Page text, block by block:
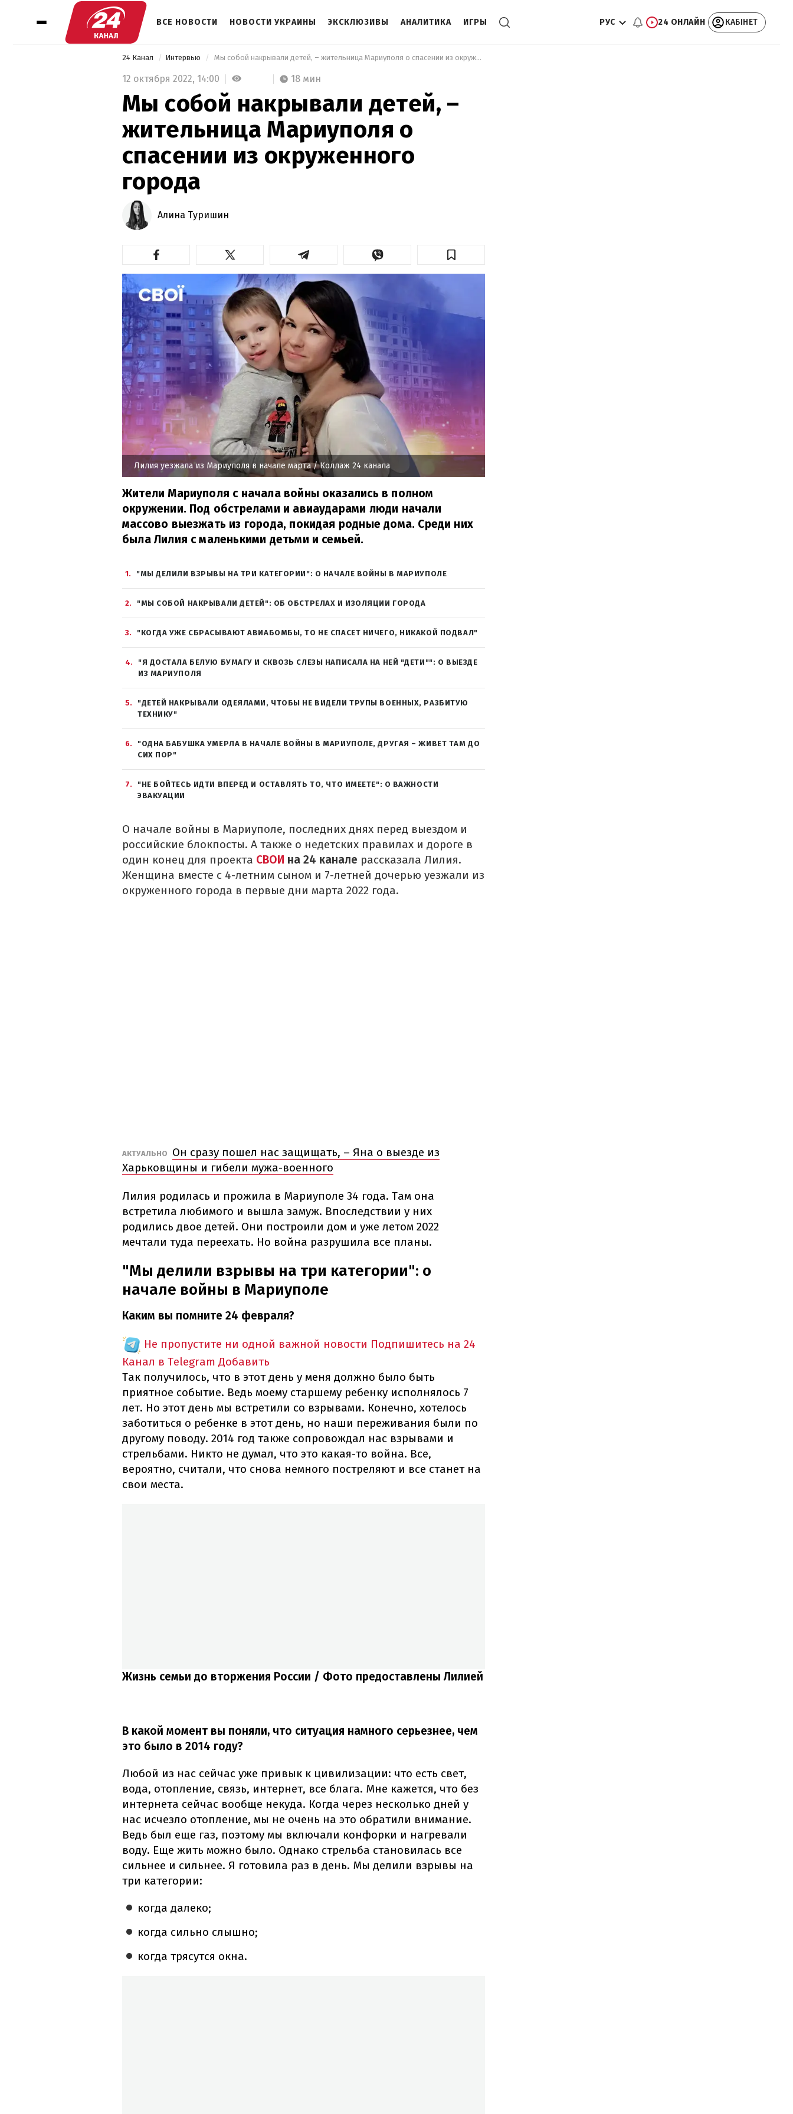
ВСЕ НОВОСТИ НОВОСТИ УКРАИНЫ ЭКСКЛЮЗИВЫ АНАЛИТИКА ИГРЫ РУС 24 ОНЛАЙН КАБІНЕТ
24 Канал Интервью Мы собой накрывали детей, – жительница Мариуполя о спасении из окруженного города
12 октября 2022, 14:00 18 мин
Мы собой накрывали детей, –
жительница Мариуполя о
спасении из окруженного
города
Алина Туришин
Лилия уезжала из Мариуполя в начале марта/ Коллаж 24 канала
Жители Мариуполя с начала войны оказались в полном
окружении. Под обстрелами и авиаударами люди начали
массово выезжать из города, покидая родные дома. Среди них
была Лилия с маленькими детьми и семьей.
1 "МЫ ДЕЛИЛИ ВЗРЫВЫ НА ТРИ КАТЕГОРИИ": О НАЧАЛЕ ВОЙНЫ В МАРИУПОЛЕ
2 "МЫ СОБОЙ НАКРЫВАЛИ ДЕТЕЙ": ОБ ОБСТРЕЛАХ И ИЗОЛЯЦИИ ГОРОДА
3 "КОГДА УЖЕ СБРАСЫВАЮТ АВИАБОМБЫ, ТО НЕ СПАСЕТ НИЧЕГО, НИКАКОЙ ПОДВАЛ"
4
"Я ДОСТАЛА БЕЛУЮ БУМАГУ И СКВОЗЬ СЛЕЗЫ НАПИСАЛА НА НЕЙ "ДЕТИ"": О ВЫЕЗДЕ
ИЗ МАРИУПОЛЯ
5
"ДЕТЕЙ НАКРЫВАЛИ ОДЕЯЛАМИ, ЧТОБЫ НЕ ВИДЕЛИ ТРУПЫ ВОЕННЫХ, РАЗБИТУЮ
ТЕХНИКУ"
6
"ОДНА БАБУШКА УМЕРЛА В НАЧАЛЕ ВОЙНЫ В МАРИУПОЛЕ, ДРУГАЯ – ЖИВЕТ ТАМ ДО
СИХ ПОР"
7
"НЕ БОЙТЕСЬ ИДТИ ВПЕРЕД И ОСТАВЛЯТЬ ТО, ЧТО ИМЕЕТЕ": О ВАЖНОСТИ
ЭВАКУАЦИИ
О начале войны в Мариуполе, последних днях перед выездом и
российские блокпосты. А также о недетских правилах и дороге в
один конец для проекта СВОИ на 24 канале рассказала Лилия.
Женщина вместе с 4-летним сыном и 7-летней дочерью уезжали из
окруженного города в первые дни марта 2022 года.
АКТУАЛЬНО
Он сразу пошел нас защищать, – Яна о выезде из
Харьковщины и гибели мужа-военного
Лилия родилась и прожила в Мариуполе 34 года. Там она
встретила любимого и вышла замуж. Впоследствии у них
родились двое детей. Они построили дом и уже летом 2022
мечтали туда переехать. Но война разрушила все планы.
"Мы делили взрывы на три категории": о
начале войны в Мариуполе
Каким вы помните 24 февраля?
Не пропустите ни одной важной новости Подпишитесь на 24
Канал в Telegram Добавить
Так получилось, что в этот день у меня должно было быть
приятное событие. Ведь моему старшему ребенку исполнялось 7
лет. Но этот день мы встретили со взрывами. Конечно, хотелось
заботиться о ребенке в этот день, но наши переживания были по
другому поводу. 2014 год также сопровождал нас взрывами и
стрельбами. Никто не думал, что это какая-то война. Все,
вероятно, считали, что снова немного постреляют и все станет на
свои места.
Жизнь семьи до вторжения России / Фото предоставлены Лилией
В какой момент вы поняли, что ситуация намного серьезнее, чем
это было в 2014 году?
Любой из нас сейчас уже привык к цивилизации: что есть свет,
вода, отопление, связь, интернет, все блага. Мне кажется, что без
интернета сейчас вообще некуда. Когда через несколько дней у
нас исчезло отопление, мы не очень на это обратили внимание.
Ведь был еще газ, поэтому мы включали конфорки и нагревали
воду. Еще жить можно было. Однако стрельба становилась все
сильнее и сильнее. Я готовила раз в день. Мы делили взрывы на
три категории:
когда далеко;
когда сильно слышно;
когда трясутся окна.